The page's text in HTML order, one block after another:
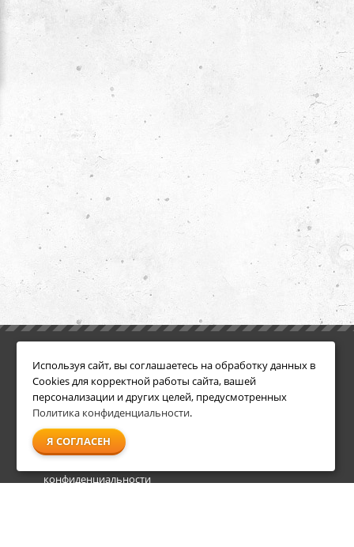
Условия возврата
О компании
Доставка
Оплата
Гарантия и сервис
конфиденциальности
Акции
Используя сайт, вы соглашаетесь на обработку данных в
Cookies для корректной работы сайта, вашей
персонализации и других целей, предусмотренных
Политика конфиденциальности.
Я СОГЛАСЕН